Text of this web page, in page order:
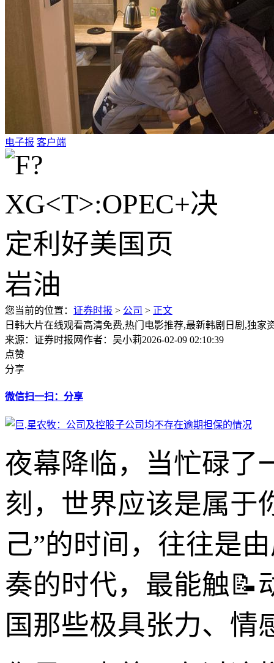
电子报 客户端
您当前的位置： 证券时报 > 公司 > 正文
日韩大片在线观看高清免费,热门电影推荐,最新韩剧日剧,独家
来源：证券时报网作者：吴小莉2026-02-09 02:10:39
点赞
分享
微信扫一扫：分享
夜幕降临，当忙碌了
刻，世界应该是属于
己”的时间，往往是
奏的时代，最能触📝
国那些极具张力、情